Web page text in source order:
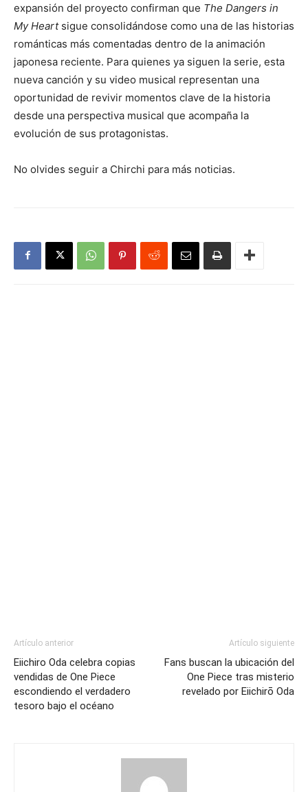
expansión del proyecto confirman que The Dangers in
My Heartsigue consolidándose como una de las historias
románticas más comentadas dentro de la animación
japonesa reciente. Para quienes ya siguen la serie, esta
nueva canción y su video musical representan una
oportunidad de revivir momentos clave de la historia
desde una perspectiva musical que acompaña la
evolución de sus protagonistas.
No olvides seguir a Chirchi para más noticias.
Artículo anterior
Eiichiro Oda celebra copias
vendidas de One Piece
escondiendo el verdadero
tesoro bajo el océano
Artículo siguiente
Fans buscan la ubicación del
One Piece tras misterio
revelado por Eiichirō Oda